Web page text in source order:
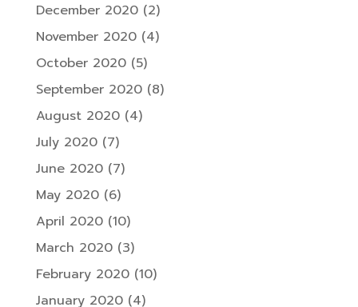
December 2020(2)
November 2020(4)
October 2020(5)
September 2020(8)
August 2020(4)
July 2020(7)
June 2020(7)
May 2020(6)
April 2020(10)
March 2020(3)
February 2020(10)
January 2020(4)